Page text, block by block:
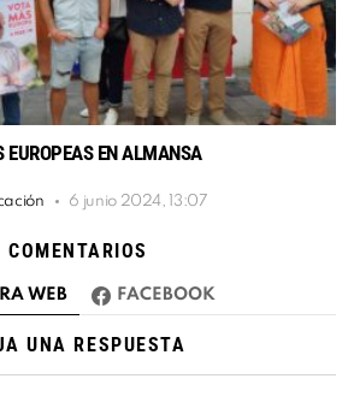
EUROPEAS EN ALMANSA
6 junio 2024, 13:07
COMENTARIOS
WEB FACEBOOK
UNA RESPUESTA